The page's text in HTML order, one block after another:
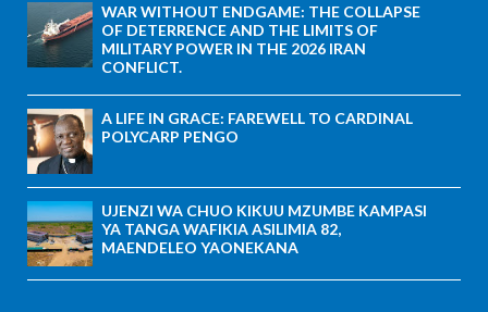
WAR WITHOUT ENDGAME: THE COLLAPSE
OF DETERRENCE AND THE LIMITS OF
MILITARY POWER IN THE 2026 IRAN
CONFLICT.
A LIFE IN GRACE: FAREWELL TO CARDINAL
POLYCARP PENGO
UJENZI WA CHUO KIKUU MZUMBE KAMPASI
YA TANGA WAFIKIA ASILIMIA 82,
MAENDELEO YAONEKANA